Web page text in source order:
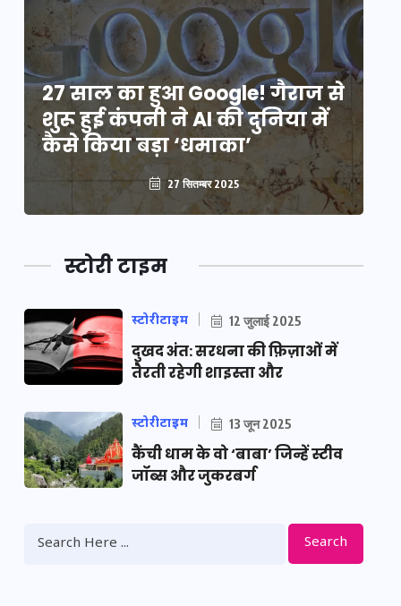
27 साल का हुआ Google! गैराज से
शुरू हुई कंपनी ने AI की दुनिया में
कैसे किया बड़ा ‘धमाका’
27 सितम्बर 2025
स्टोरी टाइम
स्टोरीटाइम 12 जुलाई 2025
दुखद अंत: सरधना की फ़िज़ाओं में
तैरती रहेगी शाइस्ता और
स्टोरीटाइम 13 जून 2025
कैंची धाम के वो ‘बाबा’ जिन्हें स्टीव
जॉब्स और जुकरबर्ग
Search